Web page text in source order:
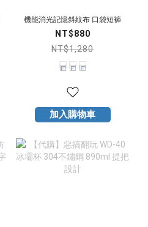
機能消光記憶斜紋布 口袋短褲
NT$880
NT$1,280
加入購物車